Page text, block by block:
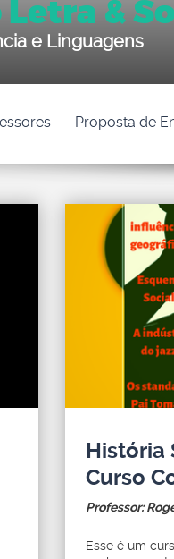
&
e Linguagens
Proposta de
História
Curso
Professor:
Esse é um